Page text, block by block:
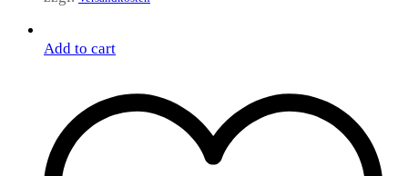
Add to cart